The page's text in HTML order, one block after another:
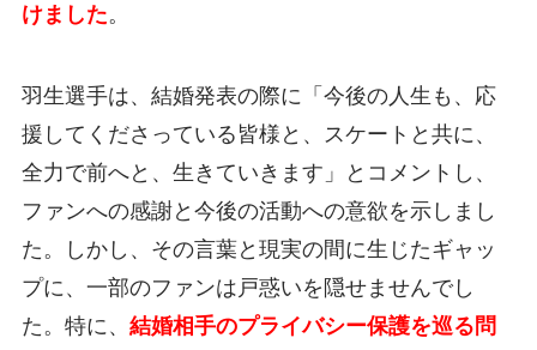
けました。
羽生選手は、結婚発表の際に「今後の人生も、応
援してくださっている皆様と、スケートと共に、
全力で前へと、生きていきます」とコメントし、
ファンへの感謝と今後の活動への意欲を示しまし
た。しかし、その言葉と現実の間に生じたギャッ
プに、一部のファンは戸惑いを隠せませんでし
た。特に、 結婚相手のプライバシー保護を巡る問